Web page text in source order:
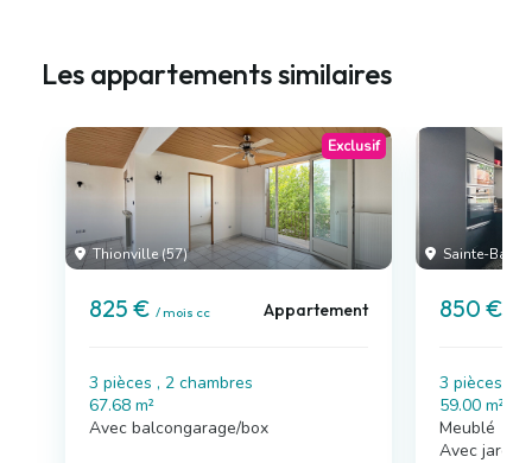
Les appartements similaires
Thionville (57)
Exclusif
825 € / mois cc Appartement
3 pièces , 2 chambres
67.68 m²
Avec balcongarage/box
Sainte-Barbe
850 €
3 pièces , 1
59.00 m²
Meublé
Avec